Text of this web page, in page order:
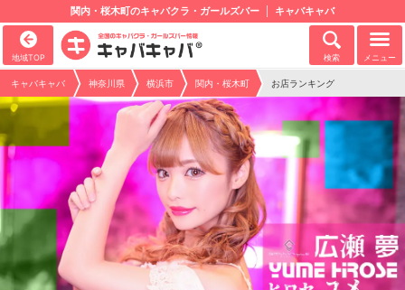
関内・桜木町のキャバクラ・ガールズバー キャバキャバ
地域TOP 検索 メニュー
キャバキャバ 神奈川県 横浜市 関内・桜木町 お店ランキング